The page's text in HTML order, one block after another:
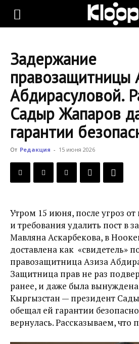
KLOOP.KG
Новости
Кыргызстана
Задержание
правозащитницы
Абдирасуловой.
Садыр Жапаров
гарантии
От Редакция - 15 июня 2026
Утром 15 июня, после угроз
и требования удалить пост в
Мавляна Аскарбекова, в
доставлена как «свидетель»
правозащитница Азиза
Защитница прав не раз
ранее, и даже была
Кыргызстан — президент
обещал ей гарантии
вернулась. Рассказываем, что